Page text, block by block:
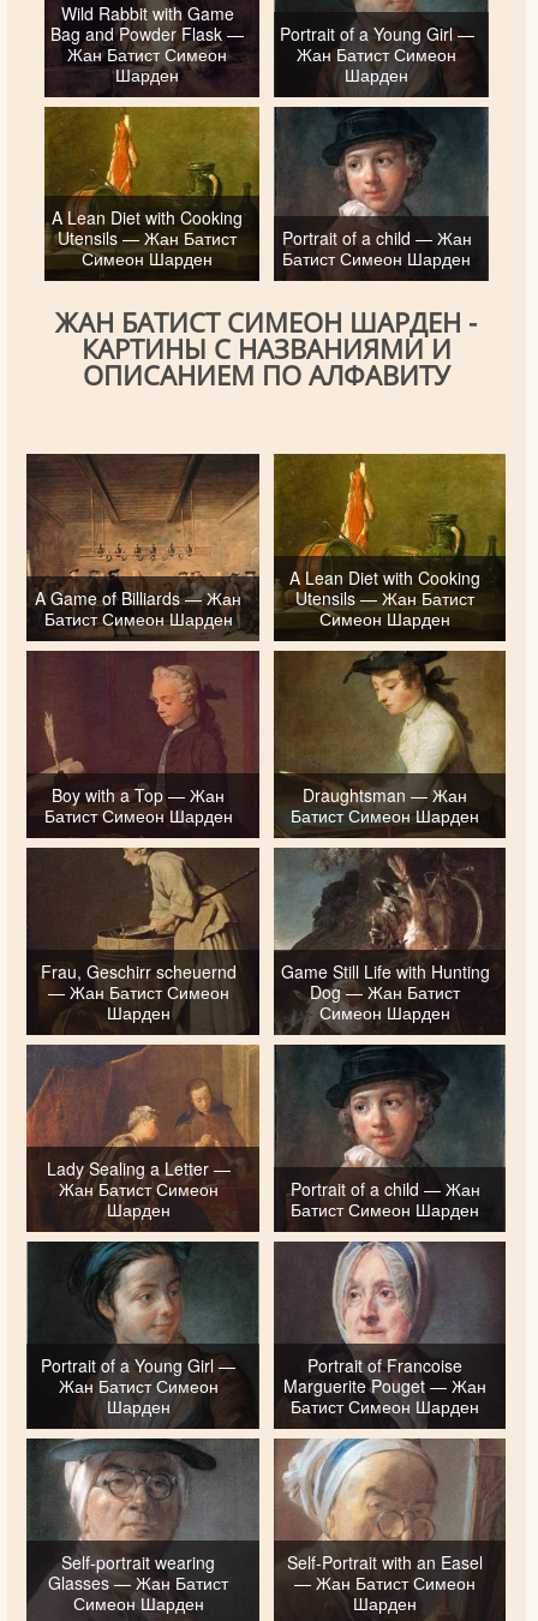
Wild Rabbit with Game
Bag and Powder Flask —
Жан Батист Симеон
Шарден
Portrait of a Young Girl —
Жан Батист Симеон
Шарден
A Lean Diet with Cooking
Utensils — Жан Батист
Симеон Шарден
Portrait of a child — Жан
Батист Симеон Шарден
ЖАН БАТИСТ СИМЕОН ШАРДЕН -
КАРТИНЫ С НАЗВАНИЯМИ И
ОПИСАНИЕМ ПО АЛФАВИТУ
A Game of Billiards — Жан
Батист Симеон Шарден
A Lean Diet with Cooking
Utensils — Жан Батист
Симеон Шарден
Boy with a Top — Жан
Батист Симеон Шарден
Draughtsman — Жан
Батист Симеон Шарден
Frau, Geschirr scheuernd
— Жан Батист Симеон
Шарден
Game Still Life with Hunting
Dog — Жан Батист
Симеон Шарден
Lady Sealing a Letter —
Жан Батист Симеон
Шарден
Portrait of a child — Жан
Батист Симеон Шарден
Portrait of a Young Girl —
Жан Батист Симеон
Шарден
Portrait of Francoise
Marguerite Pouget — Жан
Батист Симеон Шарден
Self-portrait wearing
Glasses — Жан Батист
Симеон Шарден
Self-Portrait with an Easel
— Жан Батист Симеон
Шарден